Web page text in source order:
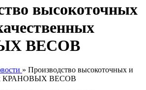
высокоточных
ВЕСОВ
» Производство высокоточных и
КРАНОВЫХ ВЕСОВ